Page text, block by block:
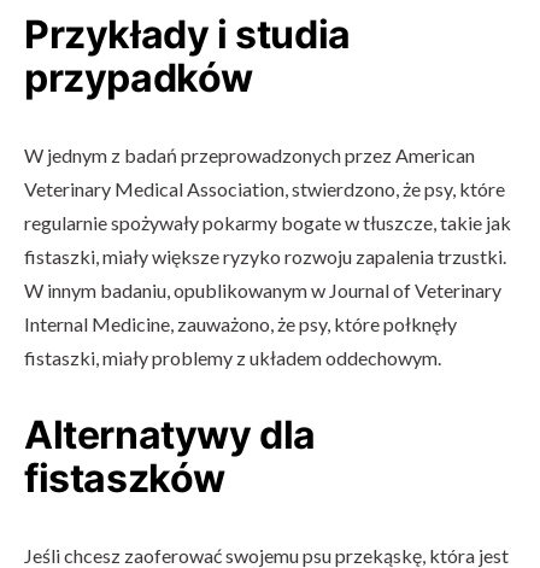
Przykłady i studia
przypadków
W jednym z badań przeprowadzonych przez American
Veterinary Medical Association, stwierdzono, że psy, które
regularnie spożywały pokarmy bogate w tłuszcze, takie jak
fistaszki, miały większe ryzyko rozwoju zapalenia trzustki.
W innym badaniu, opublikowanym w Journal of Veterinary
Internal Medicine, zauważono, że psy, które połknęły
fistaszki, miały problemy z układem oddechowym.
Alternatywy dla
fistaszków
Jeśli chcesz zaoferować swojemu psu przekąskę, która jest